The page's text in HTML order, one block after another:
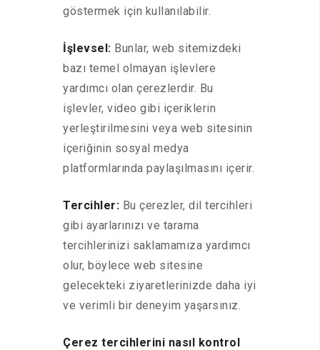
göstermek için kullanılabilir.
İşlevsel: Bunlar, web sitemizdeki
bazı temel olmayan işlevlere
yardımcı olan çerezlerdir. Bu
işlevler, video gibi içeriklerin
yerleştirilmesini veya web sitesinin
içeriğinin sosyal medya
platformlarında paylaşılmasını içerir.
Tercihler: Bu çerezler, dil tercihleri
gibi ayarlarınızı ve tarama
tercihlerinizi saklamamıza yardımcı
olur, böylece web sitesine
gelecekteki ziyaretlerinizde daha iyi
ve verimli bir deneyim yaşarsınız.
Çerez tercihlerini nasıl kontrol